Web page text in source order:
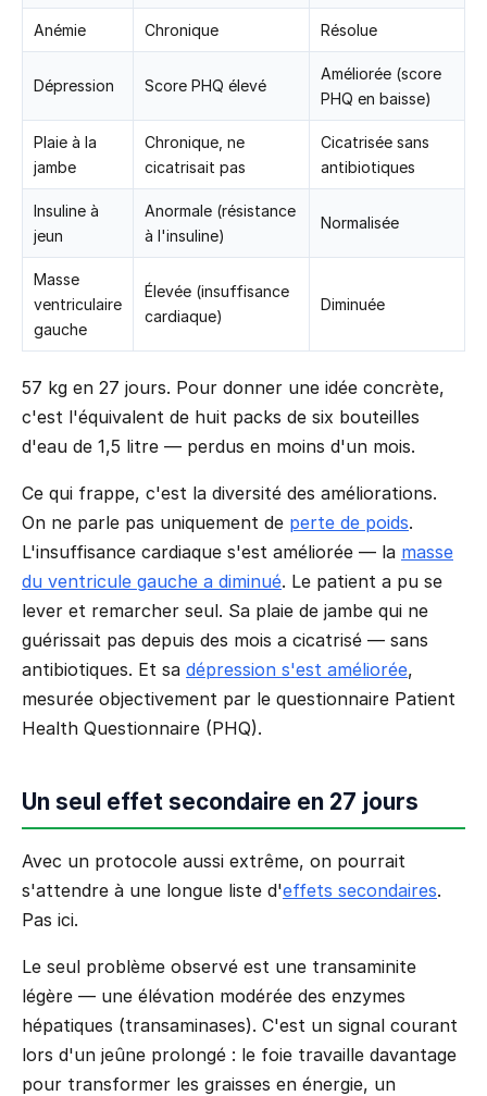
Anémie Chronique Résolue
Dépression Score PHQ élevé
Améliorée (score
PHQ en baisse)
Plaie à la
jambe
Chronique, ne
cicatrisait pas
Cicatrisée sans
antibiotiques
Insuline à
jeun
Anormale (résistance
à l'insuline)
Normalisée
Masse
ventriculaire
gauche
Élevée (insuffisance
cardiaque)
Diminuée
57 kg en 27 jours. Pour donner une idée concrète,
c'est l'équivalent de huit packs de six bouteilles
d'eau de 1,5 litre — perdus en moins d'un mois.
Ce qui frappe, c'est la diversité des améliorations.
On ne parle pas uniquement de perte de poids.
L'insuffisance cardiaque s'est améliorée — la masse
du ventricule gauche a diminué. Le patient a pu se
lever et remarcher seul. Sa plaie de jambe qui ne
guérissait pas depuis des mois a cicatrisé — sans
antibiotiques. Et sa dépression s'est améliorée,
mesurée objectivement par le questionnaire Patient
Health Questionnaire (PHQ).
Un seul effet secondaire en 27 jours
Avec un protocole aussi extrême, on pourrait
s'attendre à une longue liste d'effets secondaires.
Pas ici.
Le seul problème observé est une transaminite
légère — une élévation modérée des enzymes
hépatiques (transaminases). C'est un signal courant
lors d'un jeûne prolongé : le foie travaille davantage
pour transformer les graisses en énergie, un